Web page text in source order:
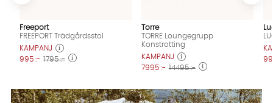
Freeport
FREEPORT Trädgårdsstol
KAMPANJ
995 :- 1795 :-
Torre
TORRE Loungegrupp
Konstrotting
KAMPANJ
7995 :- 14495 :-